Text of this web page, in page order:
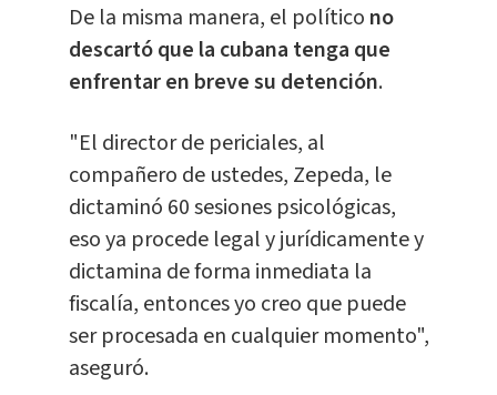
De la misma manera, el político no
descartó que la cubana tenga que
enfrentar en breve su detención.
"El director de periciales, al
compañero de ustedes, Zepeda, le
dictaminó 60 sesiones psicológicas,
eso ya procede legal y jurídicamente y
dictamina de forma inmediata la
fiscalía, entonces yo creo que puede
ser procesada en cualquier momento",
aseguró.